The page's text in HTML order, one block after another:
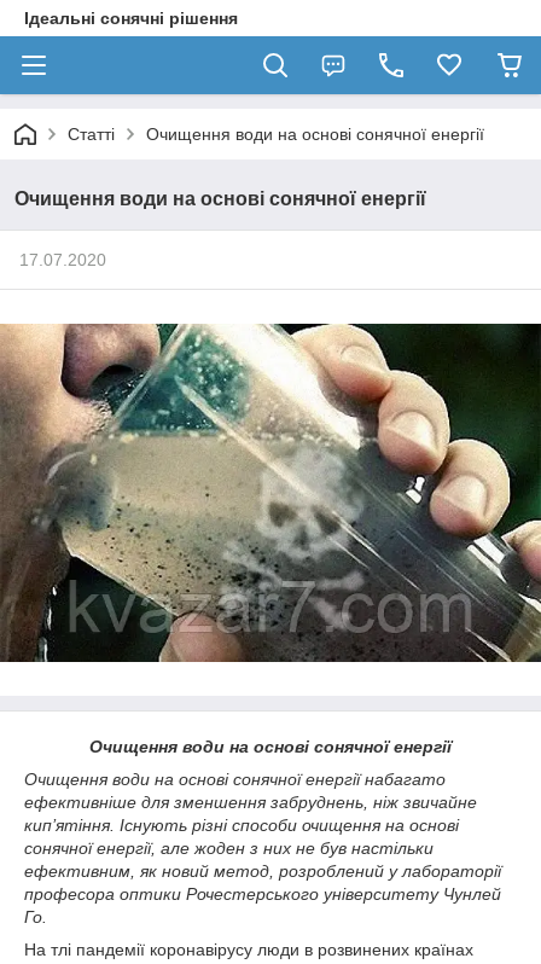
Ідеальні сонячні рішення
Статті Очищення води на основі сонячної енергії
Очищення води на основі сонячної енергії
17.07.2020
Очищення води на основі сонячної енергії
Очищення води на основі сонячної енергії набагато
ефективніше для зменшення забруднень, ніж звичайне
кип’ятіння . Існують різніспособи очищення на основі
сонячної енергії, але жоден з них не був настільки
ефективним, як новий метод, розроблений у лабораторії
професора оптики Рочестерського університету Чунлей
Го.
На тлі пандемії коронавірусу люди в розвинених країнах